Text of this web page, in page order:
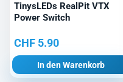
TinysLEDs RealPit VTX
Power Switch
CHF 5.90
In den Warenkorb